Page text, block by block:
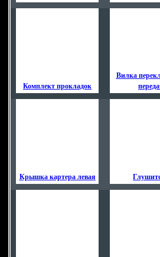
Комплект прокладок
Вилка
Крышка картера левая